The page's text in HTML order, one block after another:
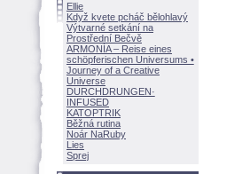
Ellie
Když kvete pcháč bělohlavý
Výtvarné setkání na
Prostřední Bečvě
ARMONÍA – Reise eines
schöpferischen Universums •
Journey of a Creative
Universe
DURCHDRUNGEN·
INFUSED
KATOPTRIK
Běžná rutina
Noár NaRuby
Lies
Sprej